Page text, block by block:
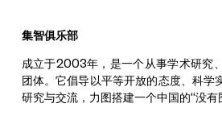
集智俱乐部
成立于2003年，是一个从事学术研究
团体。它倡导以平等开放的态度、科学
研究与交流，力图搭建一个中国的“没有